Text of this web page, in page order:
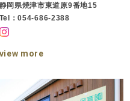
静岡県焼津市東道原9番地15
Tel：054-686-2388
view more